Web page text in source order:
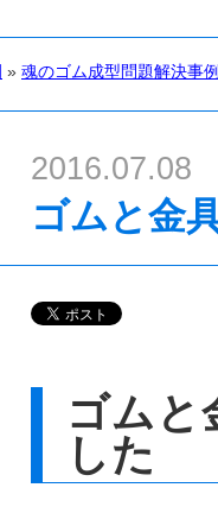
» 魂のゴム成型問題解決事
2016.07.08
ゴムと金
ゴムと
した